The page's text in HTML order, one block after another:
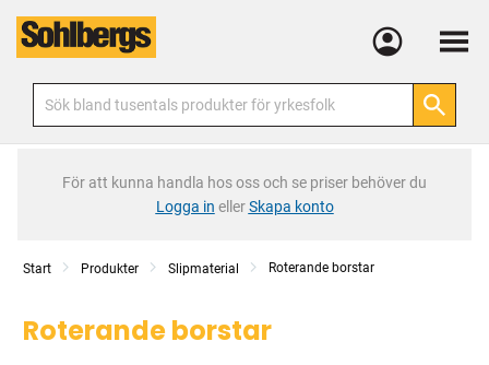
Meny
För att kunna handla hos oss och se priser behöver du
Logga in ellerSkapa konto
Start Produkter Slipmaterial Roterande borstar
Roterande borstar